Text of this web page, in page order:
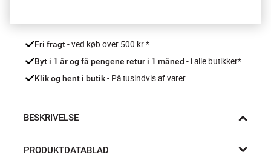
Fri fragt - ved køb over 500 kr.*
Byt i 1 år og få pengene retur i 1 måned - i alle butikker*
Klik og hent i butik - På tusindvis af varer
BESKRIVELSE
tekanden fra Le Creuset det oplagte valg. Den klassiske form
PRODUKTDATABLAD